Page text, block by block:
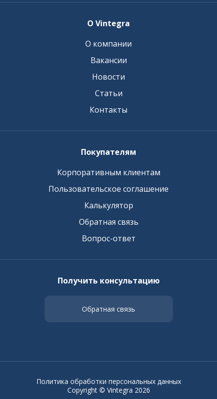
О Vintegra
О компании
Вакансии
Новости
Статьи
Контакты
Покупателям
Корпоративным клиентам
Пользовательское соглашение
Калькулятор
Обратная связь
Вопрос-ответ
Получить консультацию
Обратная связь
Copyright © Vintegra 2026
Политика обработки персональных данных